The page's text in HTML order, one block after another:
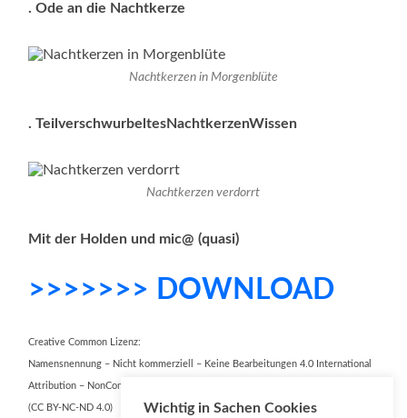
. Ode an die Nachtkerze
Nachtkerzen in Morgenblüte
. TeilverschwurbeltesNachtkerzenWissen
Nachtkerzen verdorrt
Mit der Holden und mic@ (quasi)
>>>>>>> DOWNLOAD
Creative Common Lizenz:
Namensnennung – Nicht kommerziell – Keine Bearbeitungen 4.0 International
Attribution – NonCommercial – NoDerivatives 4.0 International
(CC BY-NC-ND 4.0) Wichtig in Sachen Cookies